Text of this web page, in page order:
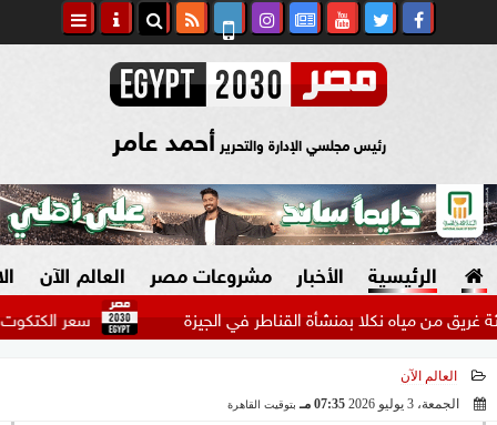
رئيس مجلسي الإدارة والتحرير أحمد عامر
الرئيسية الأخبار
السياسة
مشروعات مصر العالم الآن
سعر الكتكوت الأبيض مياه نكلا بمنشأة القناطر في الجيزة
العالم الآن
الجمعة، 3 يوليو 2026
07:35 مـ بتوقيت القاهرة